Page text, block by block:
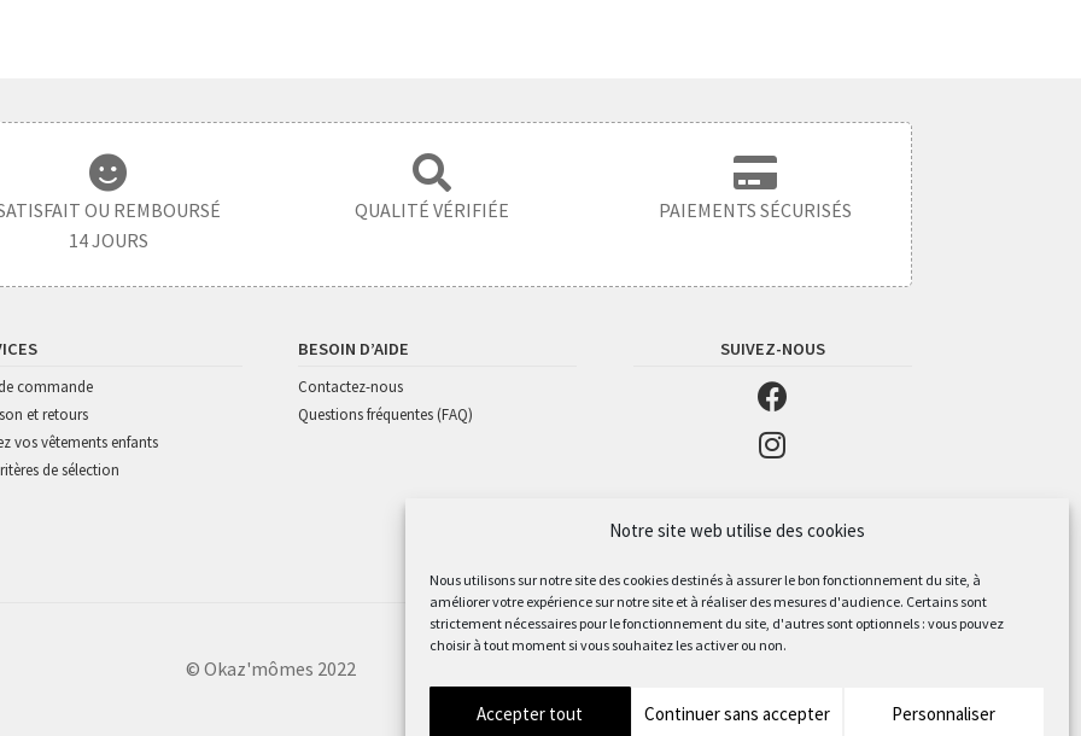
Notre site web utilise des cookies
Nous utilisons sur notre site des cookies destinés à assurer le bon fonctionnement du site, à
améliorer votre expérience sur notre site et à réaliser des mesures d'audience. Certains sont
strictement nécessaires pour le fonctionnement du site, d'autres sont optionnels : vous pouvez
choisir à tout moment si vous souhaitez les activer ou non.
Accepter tout Continuer sans accepter Personnaliser
OU REMBOURSÉ
14 JOURS
QUALITÉ VÉRIFIÉE PAIEMENTS SÉCURISÉS
commande
et retours
vos vêtements enfants
de sélection
BESOIN D’AIDE
Contactez-nous
Questions fréquentes (FAQ)
SUIVEZ-NOUS
© Okaz'mômes 2022